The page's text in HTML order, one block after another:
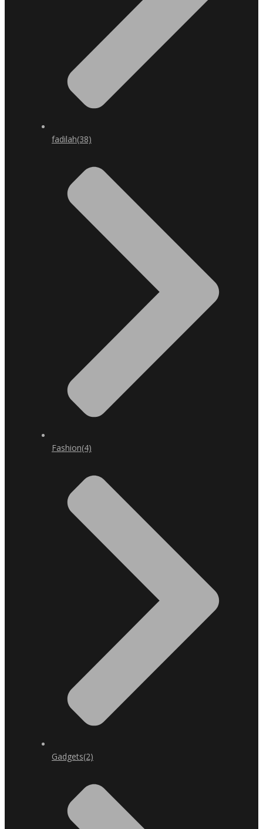
fadilah(38)
Fashion(4)
Gadgets(2)